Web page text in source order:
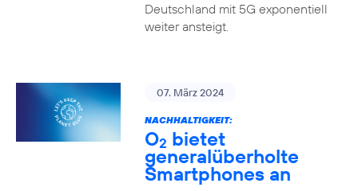
Deutschland mit 5G exponentiell
weiter ansteigt.
07. März 2024
NACHHALTIGKEIT:
O2 bietet
generalüberholte
Smartphones an